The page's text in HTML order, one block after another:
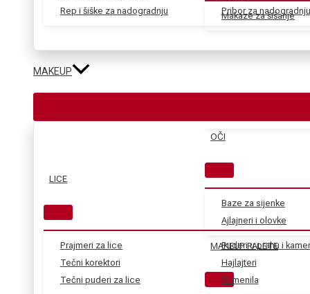
Rep i šiške za nadogradnju
Pribor za
Makaze za šišanje
MAKEUP
LICE
Prajmeri za lice
Tečni korektori
Tečni puderi za lice
Puderi u prahu i
Hajlajteri
Rumenila
OČI
Baze za sijenke
Ajlajneri i olovke
MAKEUP PALETE